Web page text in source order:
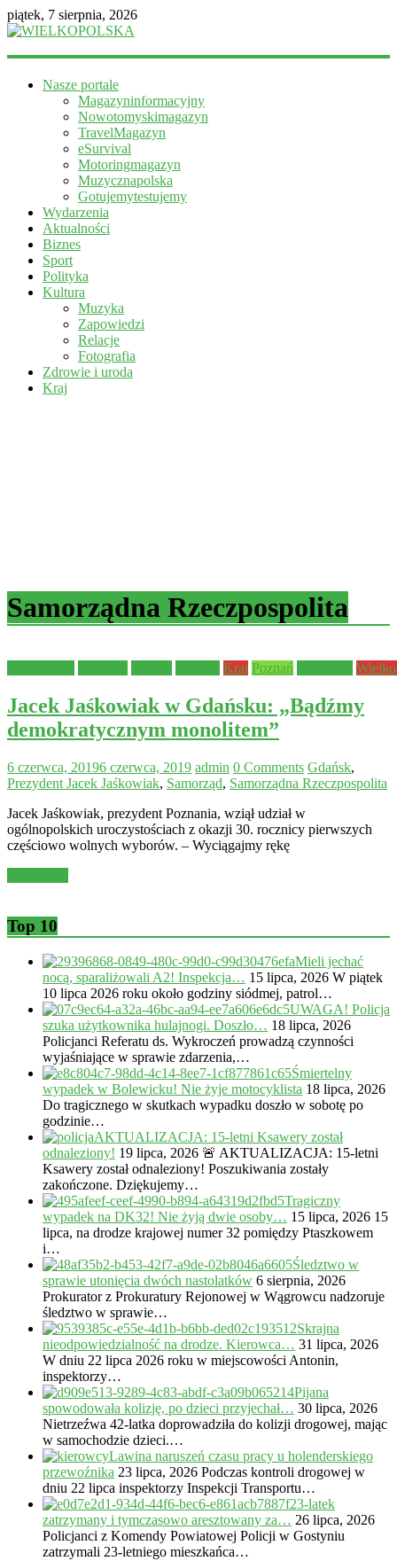
piątek, 7 sierpnia, 2026
WIELKOPOLSKA
informacyjny
Nasze portale
Magazyninformacyjny
Nowotomyskimagazyn
TravelMagazyn
eSurvival
Motoringmagazyn
Muzycznapolska
Gotujemytestujemy
Wydarzenia
Aktualności
Biznes
Sport
Polityka
Kultura
Muzyka
Zapowiedzi
Relacje
Fotografia
Zdrowie i uroda
Kraj
Samorządna Rzeczpospolita
Kraj Poznań
Jacek Jaśkowiak w Gdańsku: „Bądźmy
demokratycznym monolitem”
6 czerwca, 20196 czerwca, 2019 admin 0 Comments Gdańsk,
Prezydent Jacek Jaśkowiak, Samorząd, Samorządna Rzeczpospolita
Jacek Jaśkowiak, prezydent Poznania, wziął udział w
ogólnopolskich uroczystościach z okazji 30. rocznicy pierwszych
częściowo wolnych wyborów. – Wyciągajmy rękę
Top 10
Mieli jechać
nocą, sparaliżowali A2! Inspekcja… 15 lipca, 2026 W piątek
10 lipca 2026 roku około godziny siódmej, patrol…
UWAGA! Policja
szuka użytkownika hulajnogi. Doszło… 18 lipca, 2026
Policjanci Referatu ds. Wykroczeń prowadzą czynności
wyjaśniające w sprawie zdarzenia,…
Śmiertelny
wypadek w Bolewicku! Nie żyje motocyklista 18 lipca, 2026
Do tragicznego w skutkach wypadku doszło w sobotę po
godzinie…
AKTUALIZACJA: 15-letni Ksawery został
odnaleziony! 19 lipca, 2026 🚨 AKTUALIZACJA: 15-letni
Ksawery został odnaleziony! Poszukiwania zostały
zakończone. Dziękujemy…
Tragiczny
wypadek na DK32! Nie żyją dwie osoby… 15 lipca, 2026 15
lipca, na drodze krajowej numer 32 pomiędzy Ptaszkowem
i…
Śledztwo w
sprawie utonięcia dwóch nastolatków 6 sierpnia, 2026
Prokurator z Prokuratury Rejonowej w Wągrowcu nadzoruje
śledztwo w sprawie…
Skrajna
nieodpowiedzialność na drodze. Kierowca… 31 lipca, 2026
W dniu 22 lipca 2026 roku w miejscowości Antonin,
inspektorzy…
Pijana
spowodowała kolizję, po dzieci przyjechał… 30 lipca, 2026
Nietrzeźwa 42-latka doprowadziła do kolizji drogowej, mając
w samochodzie dzieci.…
Lawina naruszeń czasu pracy u holenderskiego
przewoźnika 23 lipca, 2026 Podczas kontroli drogowej w
dniu 22 lipca inspektorzy Inspekcji Transportu…
23-latek
zatrzymany i tymczasowo aresztowany za… 26 lipca, 2026
Policjanci z Komendy Powiatowej Policji w Gostyniu
zatrzymali 23-letniego mieszkańca…